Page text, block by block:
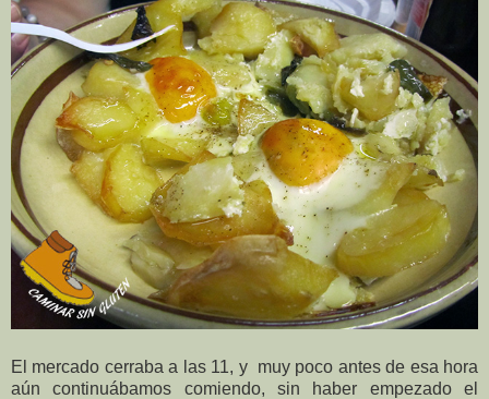
El mercado cerraba a las 11, y muy poco antes de esa hora
aún continuábamos comiendo, sin haber empezado el